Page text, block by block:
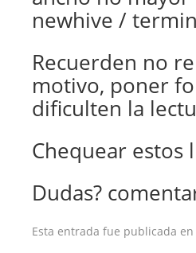
newhive /
Recuerden no
motivo, poner
dificulten la
Chequear estos
Dudas?
Esta entrada fue publicada en